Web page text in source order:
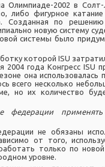
Олимпиаде-2002 в
либо фигурное
Созданная по
новую систему
системы было
которой ISU
года Конгресс ISU
она использовалась
всего несколько
но их количество
применять
не обязаны
от того,
только по
уровне.